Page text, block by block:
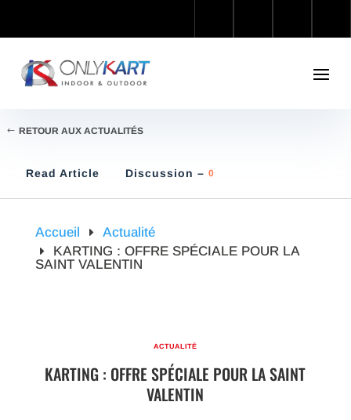
RETOUR AUX ACTUALITÉS
Read Article Discussion – 0
Accueil
Actualité
KARTING : OFFRE SPÉCIALE POUR LA
SAINT VALENTIN
ACTUALITÉ
KARTING : OFFRE SPÉCIALE POUR LA SAINT
VALENTIN